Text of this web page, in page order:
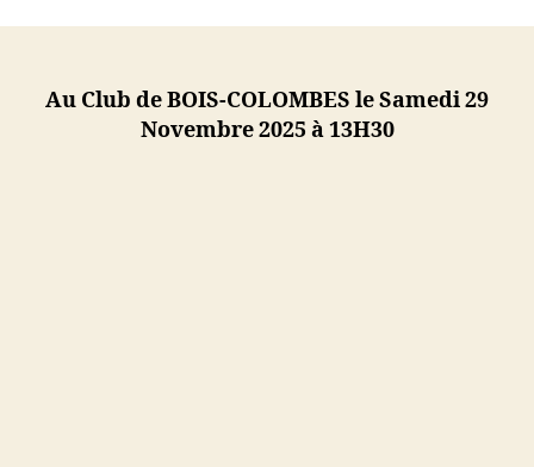
Au Club de BOIS-COLOMBES le Samedi 29
Novembre 2025 à 13H30